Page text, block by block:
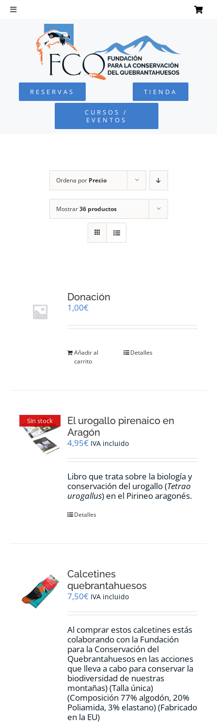
Saltar
Toggle
Navigation
QUEBRANTAHUESOS
FUNDACIÓN
RESERVAS TIENDA
CURSOS /
EVENTOS
Ordena por Precio
Mostrar36 productos
Donación
1,00€
Añadir al
carrito
Detalles
Sin stock
El urogallo pirenaico en
Aragón
4,95€ IVA incluido
Libro que trata sobre la biología y
conservación del urogallo (Tetrao
urogallus) en el Pirineo aragonés.
Detalles
Calcetines
quebrantahuesos
7,50€ IVA incluido
Al comprar estos calcetines estás
colaborando con la Fundación
para la Conservación del
Quebrantahuesos en las acciones
que lleva a cabo para conservar la
biodiversidad de nuestras
montañas) (Talla única)
(Composición 77% algodón, 20%
Poliamida, 3% elastano) (Fabricado
en la EU)